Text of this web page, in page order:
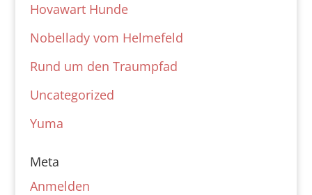
Hovawart Hunde
Nobellady vom Helmefeld
Rund um den Traumpfad
Uncategorized
Yuma
Meta
Anmelden